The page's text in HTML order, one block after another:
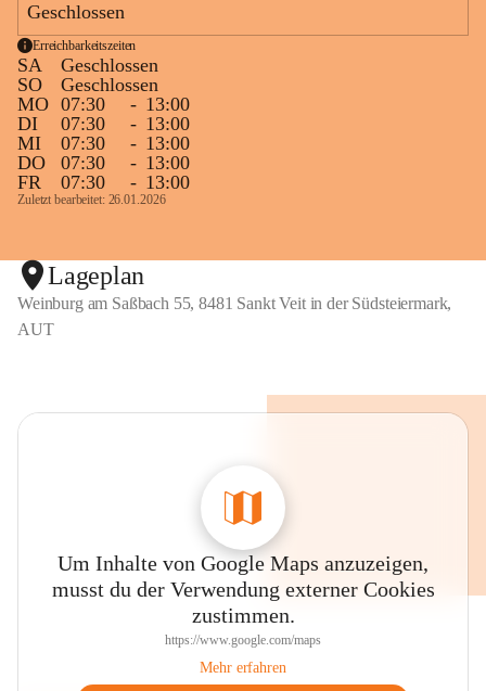
Geschlossen
Erreichbarkeitszeiten
SA
Geschlossen
SO
Geschlossen
MO 07:30 - 13:00
DI
07:30 - 13:00
MI
07:30 - 13:00
DO
07:30 - 13:00
FR
07:30 - 13:00
Zuletzt bearbeitet: 26.01.2026
Lageplan
Weinburg am Saßbach 55, 8481 Sankt Veit in der Südsteiermark,
AUT
Um Inhalte von Google Maps anzuzeigen,
musst du der Verwendung externer Cookies
zustimmen.
https://www.google.com/maps
Mehr erfahren